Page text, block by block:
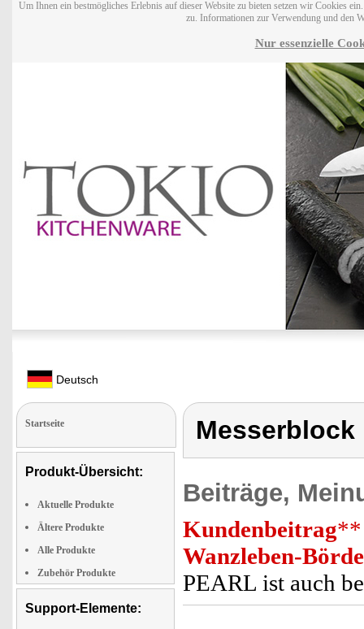
Um Ihnen ein bestmögliches Erlebnis auf dieser Website zu bieten setzen wir Cookies
zu. Informationen zur Verwendung und den
Nur essenzielle
Deutsch
Startseite
Produkt-Übersicht:
Aktuelle Produkte
Ältere Produkte
Alle Produkte
Zubehör Produkte
Support-Elemente:
Messerblock
Beiträge,
Kundenbeitrag**
Wanzleben-Börde
PEARL ist auch